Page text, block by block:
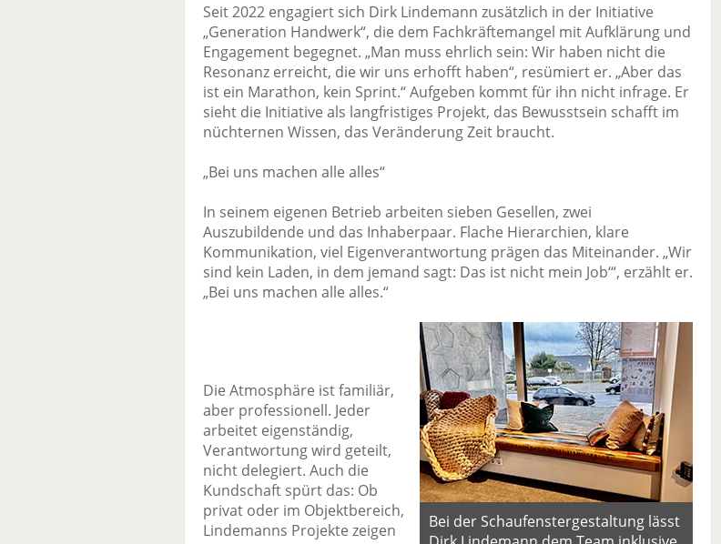
Seit 2022 engagiert sich Dirk Lindemann zusätzlich in der Initiative
„Generation Handwerk“, die dem Fachkräftemangel mit Aufklärung und
Engagement begegnet. „Man muss ehrlich sein: Wir haben nicht die
Resonanz erreicht, die wir uns erhofft haben“, resümiert er. „Aber das
ist ein Marathon, kein Sprint.“ Aufgeben kommt für ihn nicht infrage. Er
sieht die Initiative als langfristiges Projekt, das Bewusstsein schafft im
nüchternen Wissen, das Veränderung Zeit braucht.
„Bei uns machen alle alles“
In seinem eigenen Betrieb arbeiten sieben Gesellen, zwei
Auszubildende und das Inhaberpaar. Flache Hierarchien, klare
Kommunikation, viel Eigenverantwortung prägen das Miteinander. „Wir
sind kein Laden, in dem jemand sagt: Das ist nicht mein Job‘“, erzählt er.
„Bei uns machen alle alles.“
Bei der Schaufenstergestaltung lässt
Die Atmosphäre ist familiär,
aber professionell. Jeder
arbeitet eigenständig,
Verantwortung wird geteilt,
nicht delegiert. Auch die
Kundschaft spürt das: Ob
privat oder im Objektbereich,
Lindemanns Projekte zeigen